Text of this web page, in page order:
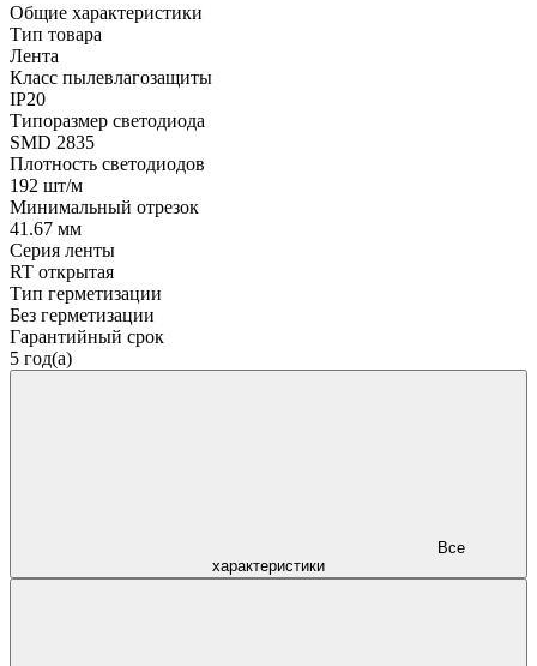
Общие характеристики
Тип товара
Лента
Класс пылевлагозащиты
IP20
Типоразмер светодиода
SMD 2835
Плотность светодиодов
192 шт/м
Минимальный отрезок
41.67 мм
Серия ленты
RT открытая
Тип герметизации
Без герметизации
Гарантийный срок
5 год(а)
характеристики